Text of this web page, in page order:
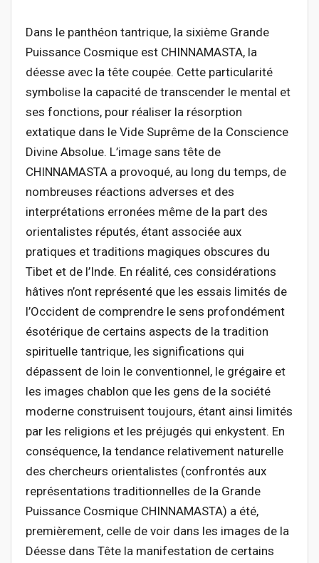
Dans le panthéon tantrique, la sixième Grande
Puissance Cosmique est CHINNAMASTA, la
déesse avec la tête coupée. Cette particularité
symbolise la capacité de transcender le mental et
ses fonctions, pour réaliser la résorption
extatique dans le Vide Suprême de la Conscience
Divine Absolue. L’image sans tête de
CHINNAMASTA a provoqué, au long du temps, de
nombreuses réactions adverses et des
interprétations erronées même de la part des
orientalistes réputés, étant associée aux
pratiques et traditions magiques obscures du
Tibet et de l’Inde. En réalité, ces considérations
hâtives n’ont représenté que les essais limités de
l’Occident de comprendre le sens profondément
ésotérique de certains aspects de la tradition
spirituelle tantrique, les significations qui
dépassent de loin le conventionnel, le grégaire et
les images chablon que les gens de la société
moderne construisent toujours, étant ainsi limités
par les religions et les préjugés qui enkystent. En
conséquence, la tendance relativement naturelle
des chercheurs orientalistes (confrontés aux
représentations traditionnelles de la Grande
Puissance Cosmique CHINNAMASTA) a été,
premièrement, celle de voir dans les images de la
Déesse dans Tête la manifestation de certains